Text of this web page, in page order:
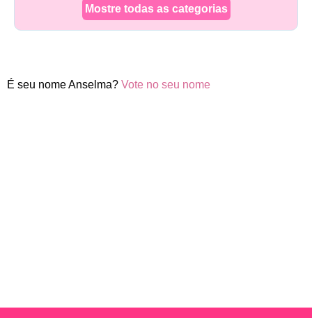
Mostre todas as categorias
É seu nome Anselma? Vote no seu nome